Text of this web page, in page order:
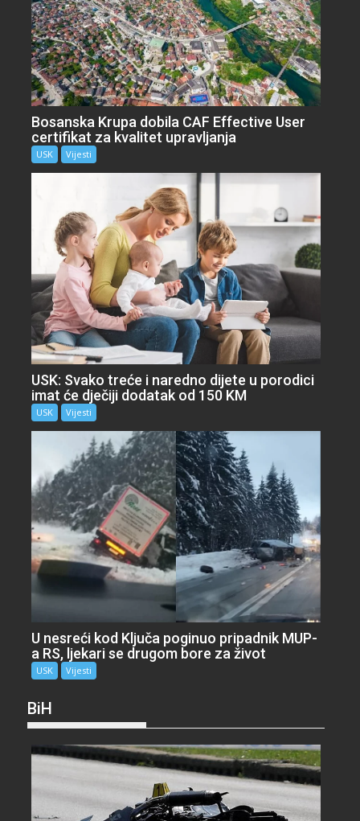
Bosanska Krupa dobila CAF Effective User
certifikat za kvalitet upravljanja
USK Vijesti
USK: Svako treće i naredno dijete u porodici
imat će dječiji dodatak od 150 KM
USK Vijesti
U nesreći kod Ključa poginuo pripadnik MUP-
a RS, ljekari se drugom bore za život
USK Vijesti
BiH